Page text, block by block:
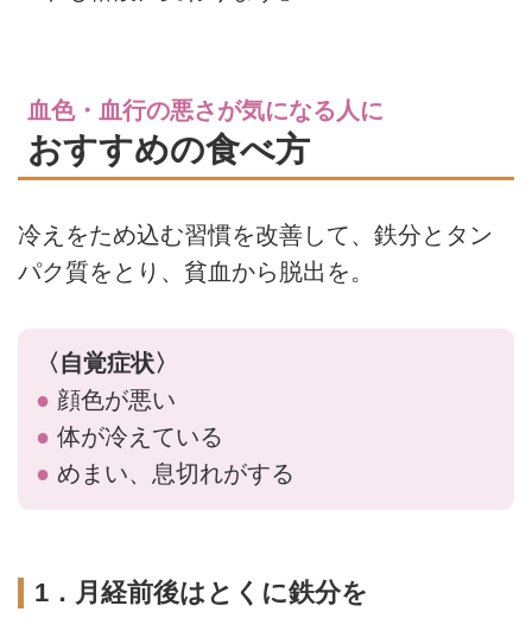
血色・血行の悪さが気になる人に
おすすめの食べ方
冷えをため込む習慣を改善して、鉄分とタン
パク質をとり、貧血から脱出を。
〈自覚症状〉
● 顔色が悪い
● 体が冷えている
● めまい、息切れがする
1．月経前後はとくに鉄分を